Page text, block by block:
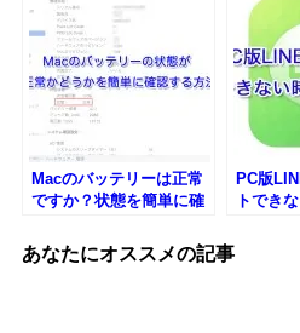
Macのバッテリーは正常
ですか？状態を簡単に確
PC版
トでき
あなたにオススメの記事